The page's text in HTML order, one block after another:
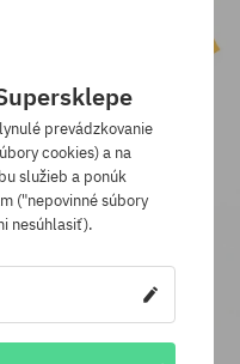
prevádzkovanie
cookies) a na
služieb a ponúk
("nepovinné súbory
nesúhlasiť).